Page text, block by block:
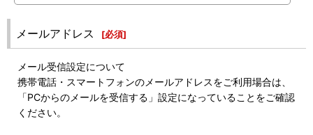
メールアドレス [必須]
メール受信設定について
携帯電話・スマートフォンのメールアドレスをご利用場合は、
「PCからのメールを受信する」設定になっていることをご確認
ください。